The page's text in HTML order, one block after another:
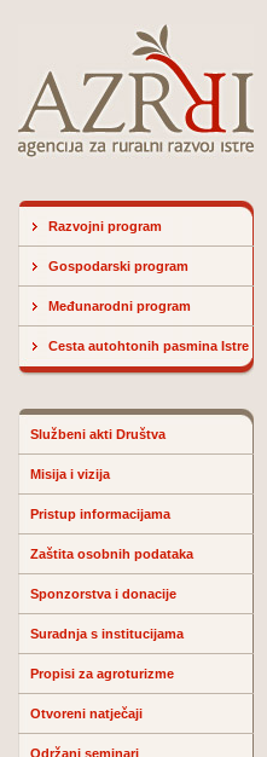
Razvojni program
Gospodarski program
Međunarodni program
Cesta autohtonih pasmina Istre
Službeni akti Društva
Misija i vizija
Pristup informacijama
Zaštita osobnih podataka
Sponzorstva i donacije
Suradnja s institucijama
Propisi za agroturizme
Otvoreni natječaji
Održani seminari